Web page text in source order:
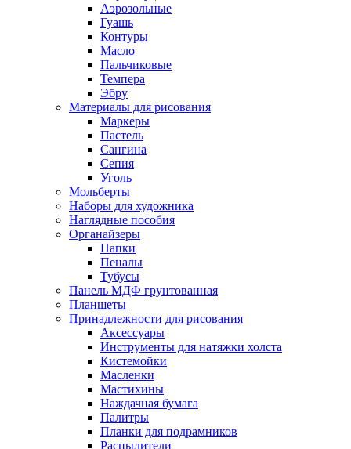
Аэрозольные
Гуашь
Контуры
Масло
Пальчиковые
Темпера
Эбру
Материалы для рисования
Маркеры
Пастель
Сангина
Сепия
Уголь
Мольберты
Наборы для художника
Наглядные пособия
Органайзеры
Папки
Пеналы
Тубусы
Панель МДФ грунтованная
Планшеты
Принадлежности для рисования
Аксессуары
Инструменты для натяжки холста
Кистемойки
Масленки
Мастихины
Наждачная бумага
Палитры
Планки для подрамников
Распылители